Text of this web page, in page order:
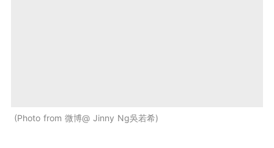
Photo from 微博@ Jinny Ng吳若希